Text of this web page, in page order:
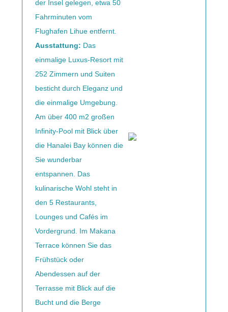
der Insel gelegen, etwa 50
Fahrminuten vom
Flughafen Lihue entfernt.
Ausstattung: Das
einmalige Luxus-Resort mit
252 Zimmern und Suiten
besticht durch Eleganz und
die einmalige Umgebung.
Am über 400 m2 großen
Infinity-Pool mit Blick über
die Hanalei Bay können die
Sie wunderbar
entspannen. Das
kulinarische Wohl steht in
den 5 Restaurants,
Lounges und Cafés im
Vordergrund. Im Makana
Terrace können Sie das
Frühstück oder
Abendessen auf der
Terrasse mit Blick auf die
Bucht und die Berge